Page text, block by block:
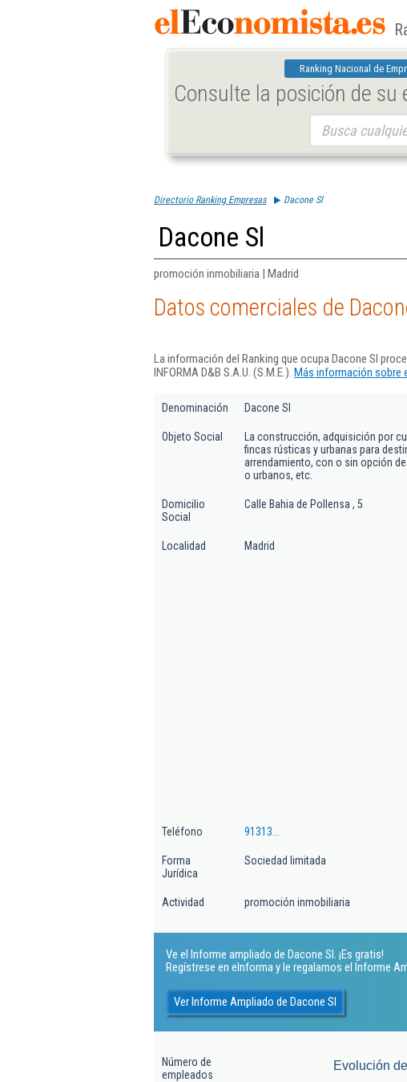
Ranking Nacional de
Consulte la posición de
Directorio Ranking Empresas Dacone Sl
Dacone Sl
promoción inmobiliaria | Madrid
Datos comerciales de
La información del Ranking que ocupa Dacone Sl
INFORMA D&B S.A.U. (S.M.E.). Más información sobre
Denominación Dacone Sl
Objeto Social
La construcción, adquisición por
fincas rústicas y urbanas para
arrendamiento, con o sin opción
o urbanos, etc.
Domicilio
Social
Calle Bahia de Pollensa , 5
Localidad Madrid
Teléfono 91313...
Forma
Jurídica
Sociedad limitada
Actividad promoción inmobiliaria
Ve el Informe ampliado de Dacone Sl. ¡Es gratis!
Regístrese en eInforma y le regalamos el Informe
Ver Informe Ampliado de Dacone Sl
Número de
empleados
Evolución